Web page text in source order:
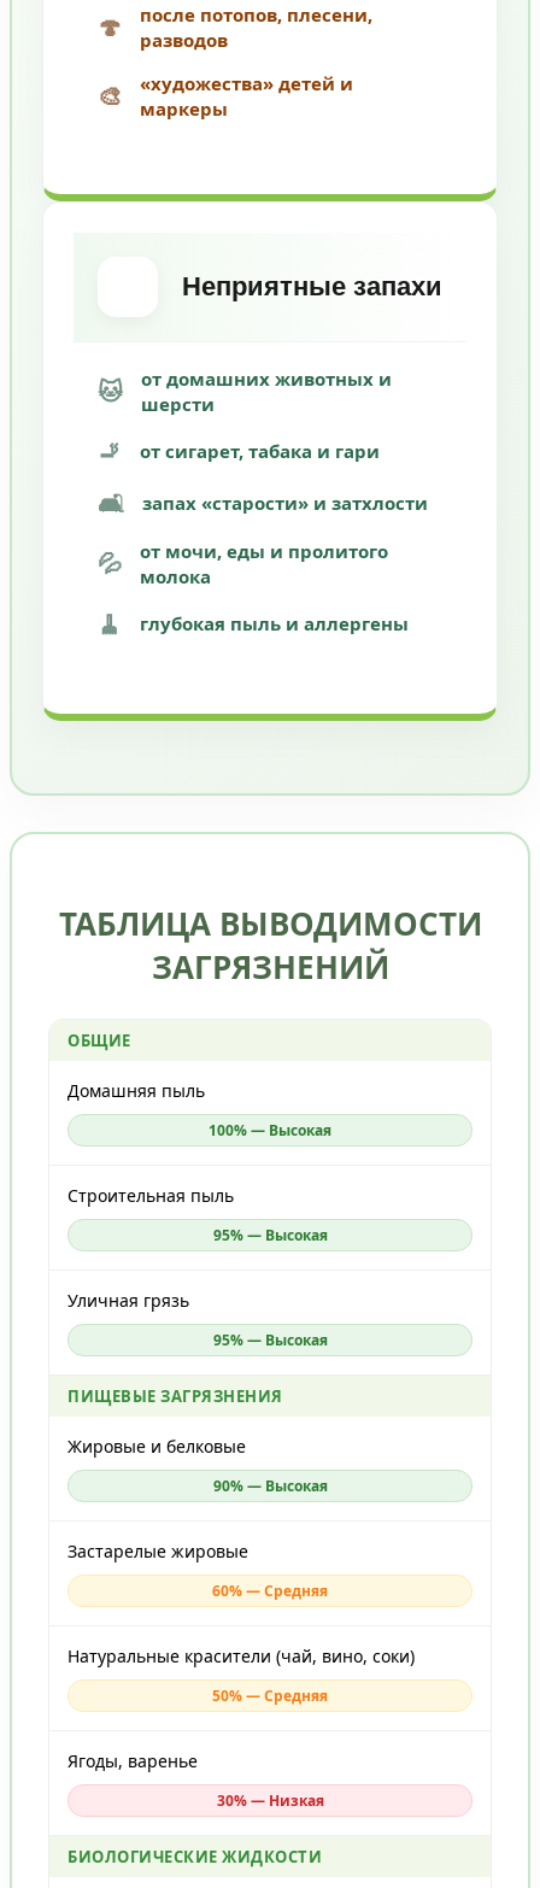
🍄
после потопов, плесени,
разводов
🎨
«художества» детей и
маркеры
Неприятные запахи
🐱
от домашних животных и
шерсти
🚬 от сигарет, табака и гари
🛋️ запах «старости» и затхлости
💦
от мочи, еды и пролитого
молока
🧹 глубокая пыль и аллергены
ТАБЛИЦА ВЫВОДИМОСТИ
ЗАГРЯЗНЕНИЙ
ОБЩИЕ
Домашняя пыль
100% — Высокая
Строительная пыль
95% — Высокая
Уличная грязь
95% — Высокая
ПИЩЕВЫЕ ЗАГРЯЗНЕНИЯ
Жировые и белковые
90% — Высокая
Застарелые жировые
60% — Средняя
Натуральные красители (чай, вино, соки)
50% — Средняя
Ягоды, варенье
30% — Низкая
БИОЛОГИЧЕСКИЕ ЖИДКОСТИ